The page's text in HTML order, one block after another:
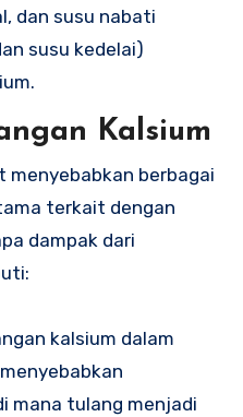
dan susu nabati
susu kedelai)
Kalsium
menyebabkan berbagai
terkait dengan
dampak dari
kalsium dalam
mana tulang menjadi